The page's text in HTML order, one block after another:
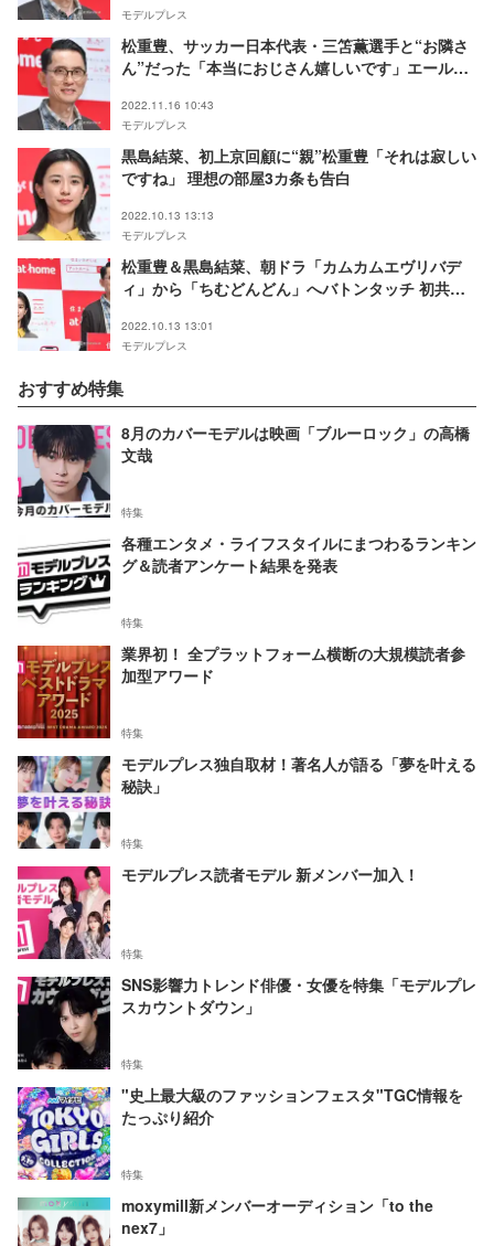
モデルプレス
松重豊、サッカー日本代表・三笘薫選手と“お隣さ
ん”だった「本当におじさん嬉しいです」エール送
2022.11.16 10:43
モデルプレス
黒島結菜、初上京回顧に“親”松重豊「それは寂しい
ですね」 理想の部屋3カ条も告白
2022.10.13 13:13
モデルプレス
松重豊＆黒島結菜、朝ドラ「カムカムエヴリバデ
ィ」から「ちむどんどん」へバトンタッチ 初共演
2022.10.13 13:01
モデルプレス
おすすめ特集
8月のカバーモデルは映画「ブルーロック」の高橋
文哉
特集
各種エンタメ・ライフスタイルにまつわるランキン
グ＆読者アンケート結果を発表
特集
業界初！ 全プラットフォーム横断の大規模読者参
加型アワード
特集
モデルプレス独自取材！著名人が語る「夢を叶える
秘訣」
特集
モデルプレス読者モデル 新メンバー加入！
特集
SNS影響力トレンド俳優・女優を特集「モデルプレ
スカウントダウン」
特集
"史上最大級のファッションフェスタ"TGC情報を
たっぷり紹介
特集
moxymill新メンバーオーディション「to the
nex7」